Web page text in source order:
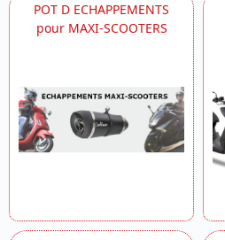
POT D ECHAPPEMENTS
pour MAXI-SCOOTERS